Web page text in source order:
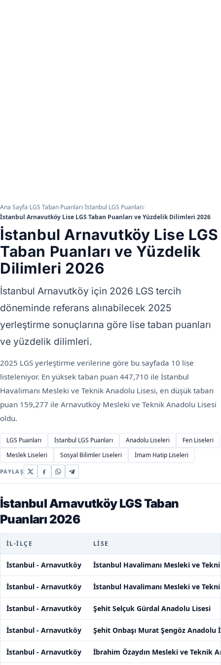
Ana Sayfa/LGS Taban Puanları/İstanbul LGS Puanları/
İstanbul Arnavutköy Lise LGS Taban Puanları ve Yüzdelik Dilimleri 2026
İstanbul Arnavutköy Lise LGS
Taban Puanları ve Yüzdelik
Dilimleri 2026
İstanbul Arnavutköy için 2026 LGS tercih
döneminde referans alınabilecek 2025
yerleştirme sonuçlarına göre lise taban puanları
ve yüzdelik dilimleri.
2025 LGS yerleştirme verilerine göre bu sayfada 10 lise
listeleniyor. En yüksek taban puan 447,710 ile İstanbul
Havalimanı Mesleki ve Teknik Anadolu Lisesi, en düşük taban
puan 159,277 ile Arnavutköy Mesleki ve Teknik Anadolu Lisesi
oldu.
LGS Puanları İstanbul LGS Puanları Anadolu Liseleri
Fen Liseleri
Meslek Liseleri
Sosyal Bilimler Liseleri İmam Hatip Liseleri
PAYLAŞ
İstanbul Arnavutköy LGS Taban
Puanları 2026
İL-İLÇE LISE
İstanbul - Arnavutköy İstanbul Havalimanı Mesleki ve
İstanbul - Arnavutköy İstanbul Havalimanı Mesleki ve
İstanbul - Arnavutköy Şehit Selçuk Gürdal Anadolu Lisesi
İstanbul - Arnavutköy Şehit Onbaşı Murat Şengöz Anadolu
İstanbul - Arnavutköy İbrahim Özaydın Mesleki ve Teknik